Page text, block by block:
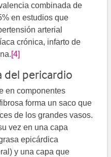
combinada de
en estudios que
arterial
crónica, infarto de
[4]
del pericardio
en componentes
forma un saco que
de los grandes vasos.
vez en una capa
epicárdica
y una capa que